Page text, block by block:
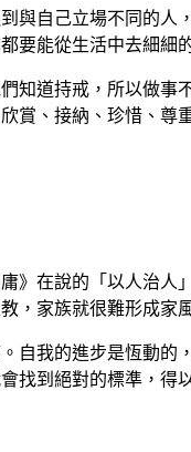
與自己立場不同的
要能從生活中去細細
知道持戒，所以做
賞、接納、珍惜、
》在說的「以人治
，家族就很難形成家
自我的進步是恆動
到絕對的標準，得